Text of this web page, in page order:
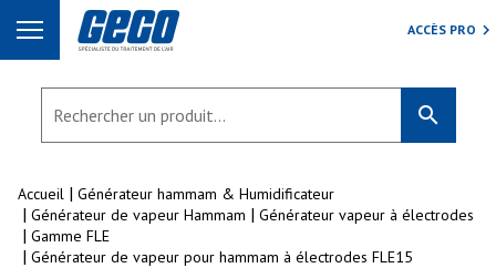
ACCÈS PRO
search
Accueil
Générateur hammam & Humidificateur
Générateur de vapeur Hammam
Générateur vapeur à électrodes
Gamme FLE
Générateur de vapeur pour hammam à électrodes FLE15